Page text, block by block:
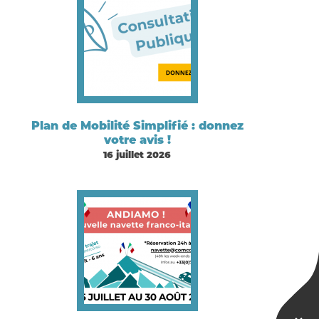
Plan de Mobilité Simplifié : donnez
votre avis !
16 juillet 2026